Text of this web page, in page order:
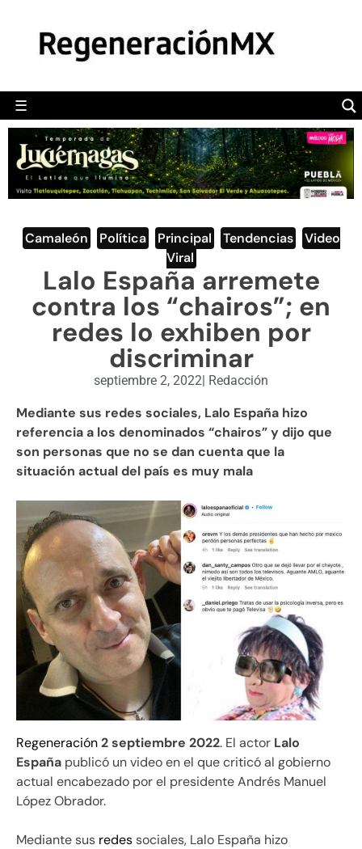
☰
POLÍTICA
CAMALEÓN
OPINIÓN
DEPORTES
ENGLISH SECTION
VIDEOS
Camaleón Política Principal Tendencias
Video
Viral
Lalo España arremete
contra los “chairos”; en
redes lo exhiben por
discriminar
septiembre 2, 2022| Redacción
Mediante sus redes sociales, Lalo España hizo
referencia a los denominados “chairos” y dijo que
son personas que no se dan cuenta que la
situación actual del país es muy mala
Regeneración2 septiembre 2022. El actor Lalo
España publicó un video en el que criticó al gobierno
actual encabezado por el presidente Andrés Manuel
López Obrador.
Mediante sus redessociales, Lalo España hizo